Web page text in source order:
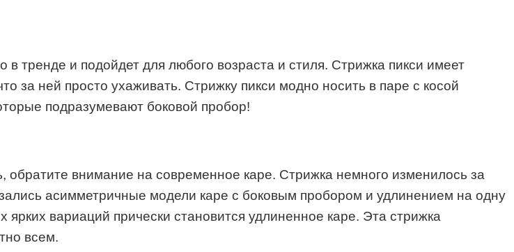
тренде и подойдет для любого возраста и стиля. Стрижка пикси имеет
за ней просто ухаживать. Стрижку пикси модно носить в паре с косой
подразумевают боковой пробор!
внимание на современное каре. Стрижка немного изменилось за
асимметричные модели каре с боковым пробором и удлинением на одну
вариаций прически становится удлиненное каре. Эта стрижка
всем.